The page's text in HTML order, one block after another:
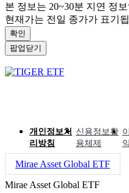
본 정보는 20~30분 지연 정
현재가는 전일 종가가 표기
확인
팝업닫기
개인정보처
리방침
신용정보활
용체제
Mirae Asset Global ETF
Mirae Asset Global ETF